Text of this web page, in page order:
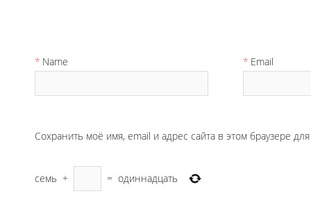
Name Email
Сохранить моё имя, email и адрес сайта в этом браузере
семь + = одиннадцать